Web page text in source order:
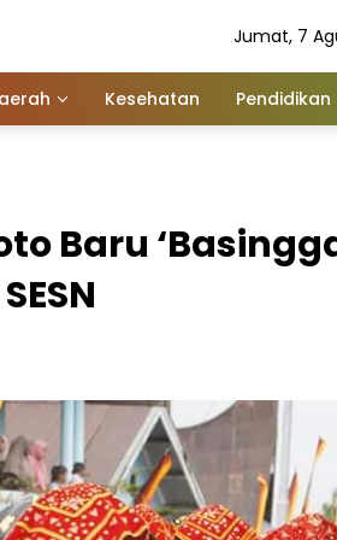
Jumat, 7
Kesehatan Pendidikan
Baru